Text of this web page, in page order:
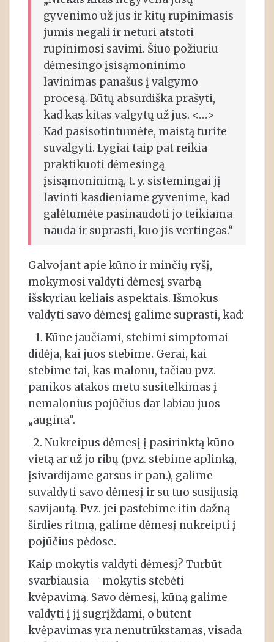
gyvenimo už jus ir kitų rūpinimasis
jumis negali ir neturi atstoti
rūpinimosi savimi. Šiuo požiūriu
dėmesingo įsisąmoninimo
lavinimas panašus į valgymo
procesą. Būtų absurdiška prašyti,
kad kas kitas valgytų už jus. <…>
Kad pasisotintumėte, maistą turite
suvalgyti. Lygiai taip pat reikia
praktikuoti dėmesingą
įsisąmoninimą, t. y. sistemingai jį
lavinti kasdieniame gyvenime, kad
galėtumėte pasinaudoti jo teikiama
nauda ir suprasti, kuo jis vertingas.“
Galvojant apie kūno ir minčių ryšį,
mokymosi valdyti dėmesį svarbą
išskyriau keliais aspektais. Išmokus
valdyti savo dėmesį galime suprasti, kad:
1. Kūne jaučiami, stebimi simptomai
didėja, kai juos stebime. Gerai, kai
stebime tai, kas malonu, tačiau pvz.
panikos atakos metu susitelkimas į
nemalonius pojūčius dar labiau juos
„augina“.
2. Nukreipus dėmesį į pasirinktą kūno
vietą ar už jo ribų (pvz. stebime aplinką,
įsivardijame garsus ir pan.), galime
suvaldyti savo dėmesį ir su tuo susijusią
savijautą. Pvz. jei pastebime itin dažną
širdies ritmą, galime dėmesį nukreipti į
pojūčius pėdose.
Kaip mokytis valdyti dėmesį? Turbūt
svarbiausia – mokytis stebėti
kvėpavimą. Savo dėmesį, kūną galime
valdyti į jį sugrįždami, o būtent
kvėpavimas yra nenutrūkstamas, visada